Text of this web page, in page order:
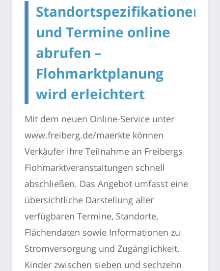
Standortspezifikationen
und Termine online
abrufen –
Flohmarktplanung
wird erleichtert
Mit dem neuen Online-Service unter
www.freiberg.de/maerkte können
Verkäufer ihre Teilnahme an Freibergs
Flohmarktveranstaltungen schnell
abschließen. Das Angebot umfasst eine
übersichtliche Darstellung aller
verfügbaren Termine, Standorte,
Flächendaten sowie Informationen zu
Stromversorgung und Zugänglichkeit.
Kinder zwischen sieben und sechzehn